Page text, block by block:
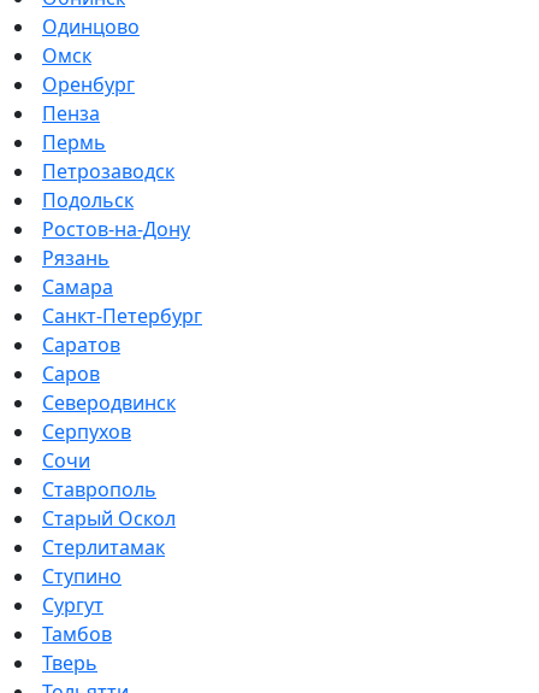
Одинцово
Омск
Оренбург
Пенза
Пермь
Петрозаводск
Подольск
Ростов-на-Дону
Рязань
Самара
Санкт-Петербург
Саратов
Саров
Северодвинск
Серпухов
Сочи
Ставрополь
Старый Оскол
Стерлитамак
Ступино
Сургут
Тамбов
Тверь